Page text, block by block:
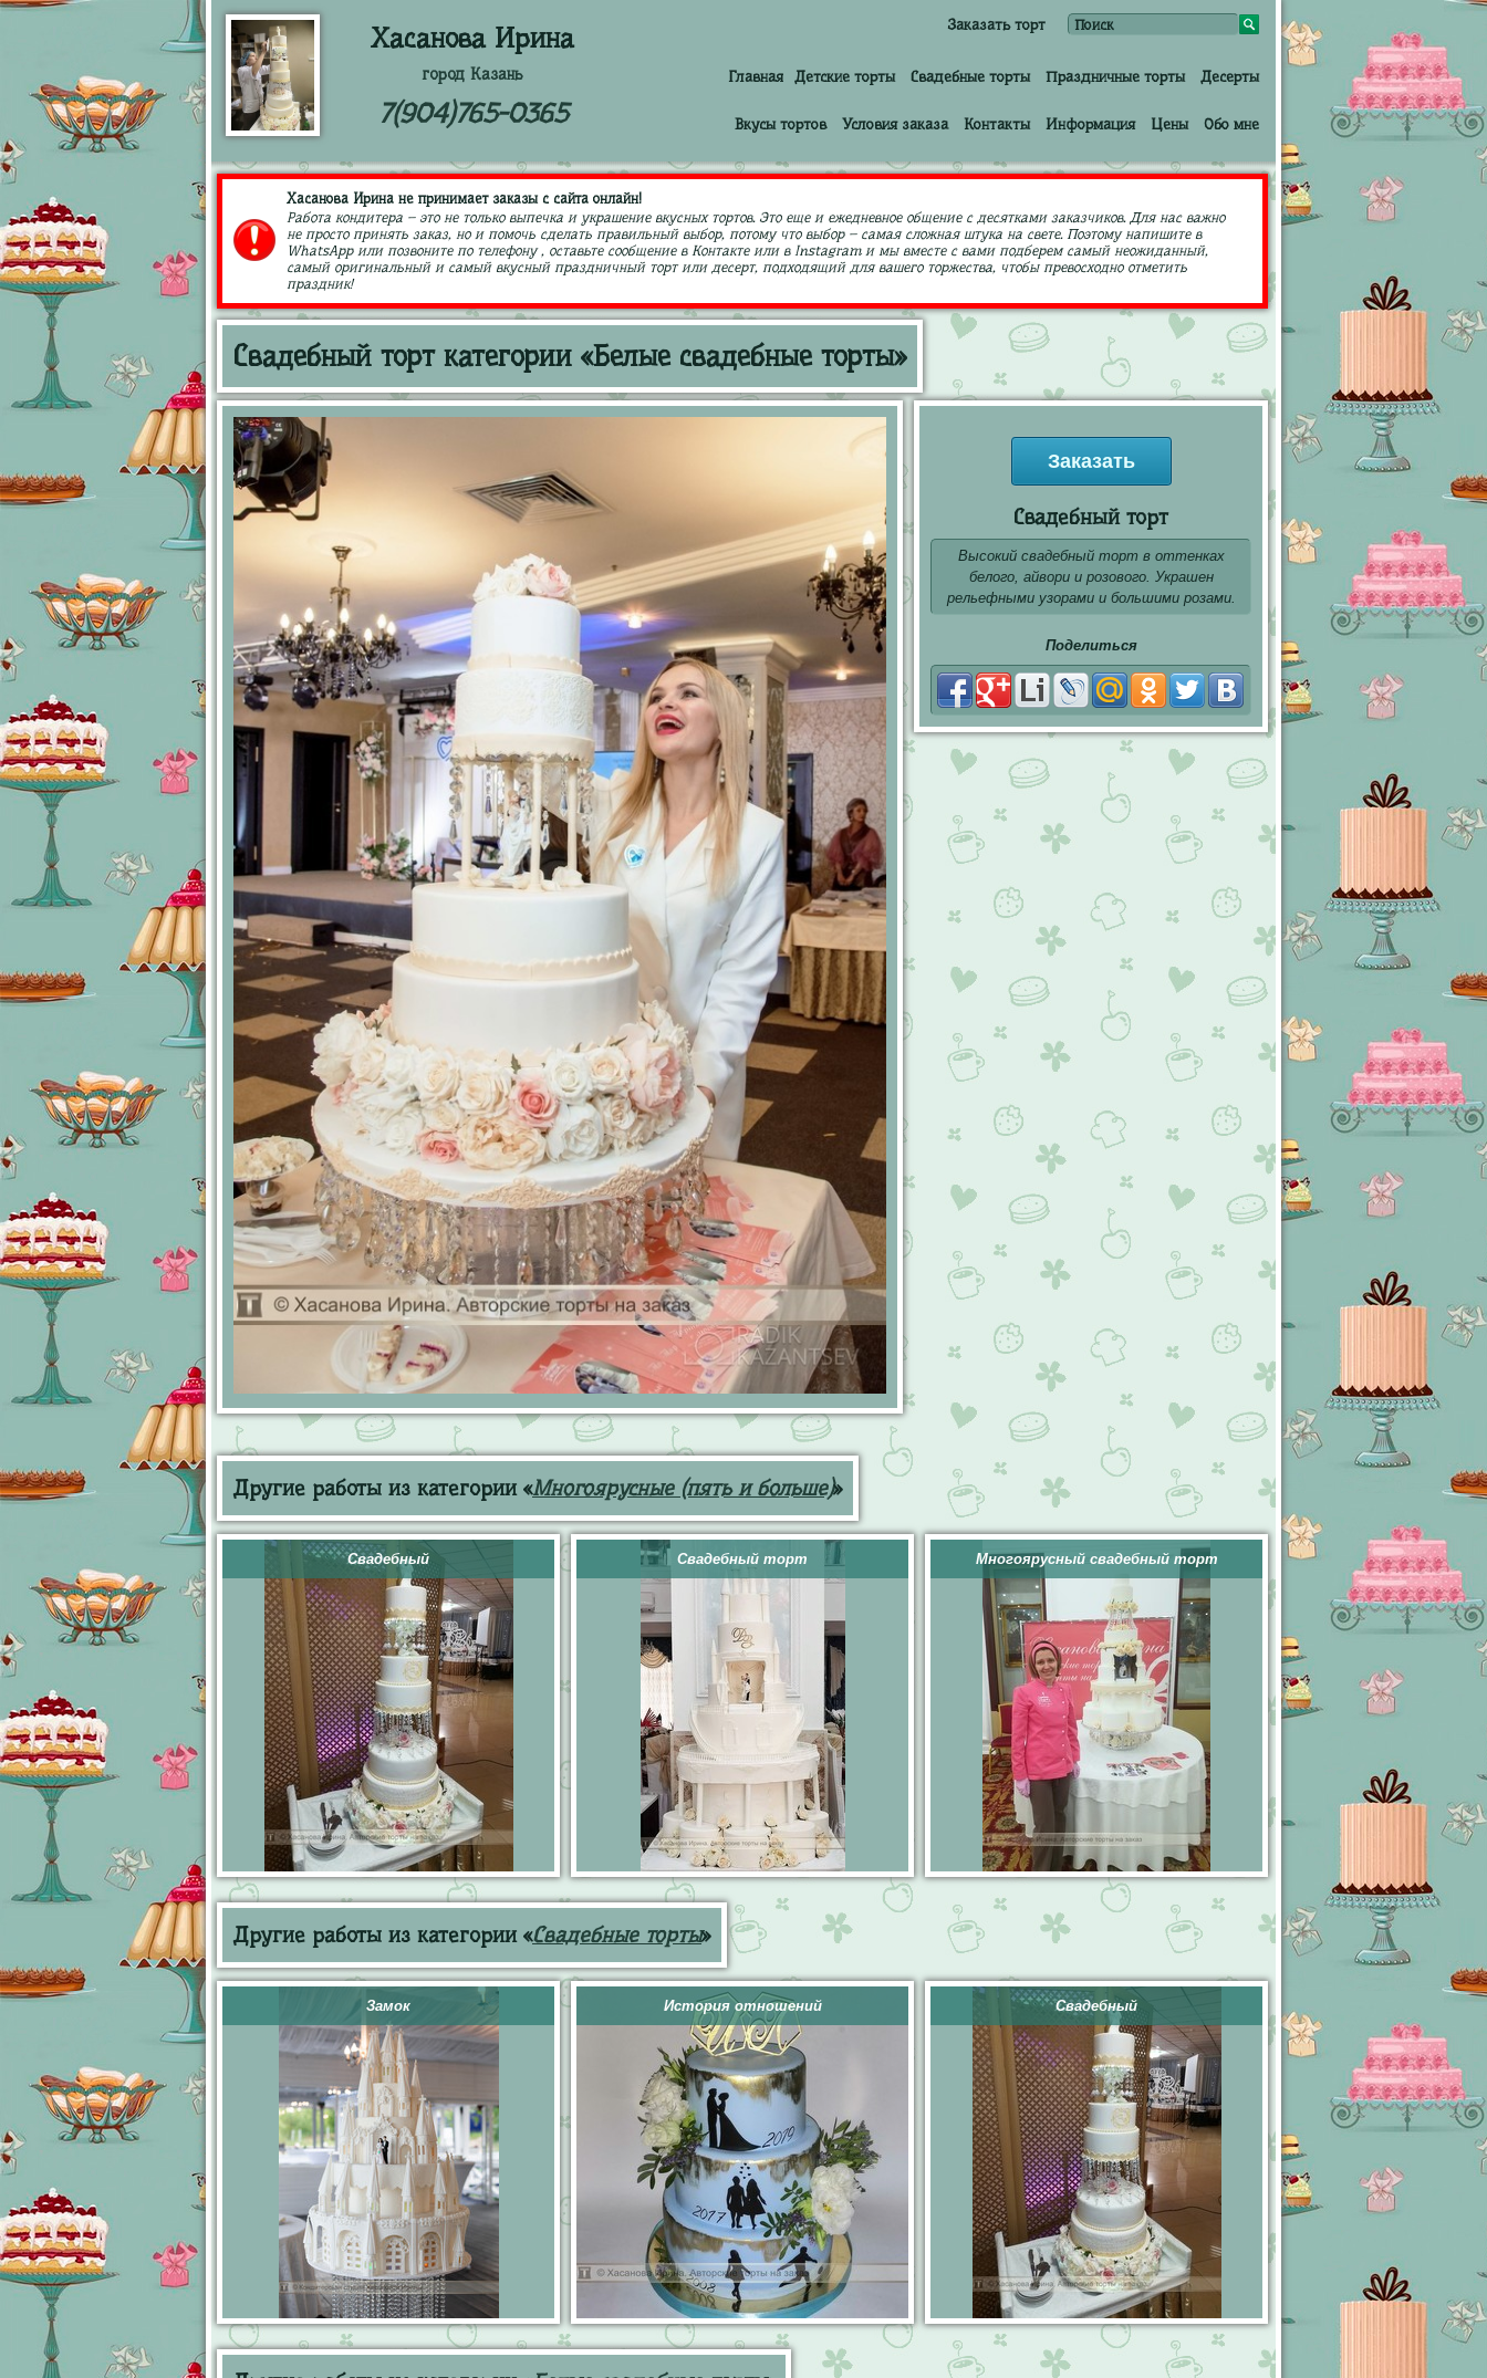
Хасанова Ирина
город Казань
7(904)765-0365
Заказать торт
Главная Детские торты Свадебные торты Праздничные торты Десерты
Вкусы тортов Условия заказа Контакты Информация Цены Обо мне
Хасанова Ирина не принимает заказы с сайта онлайн!
Работа кондитера – это не только выпечка и украшение вкусных тортов. Это еще и ежедневное общение с десятками заказчиков. Для нас важно
не просто принять заказ, но и помочь сделать правильный выбор, потому что выбор – самая сложная штука на свете. Поэтому напишите в
WhatsApp или позвоните по телефону , оставьте сообщение в Контакте или в Instagram и мы вместе с вами подберем самый неожиданный,
самый оригинальный и самый вкусный праздничный торт или десерт, подходящий для вашего торжества, чтобы превосходно отметить
праздник!
Свадебный торт категории «Белые свадебные торты»
Заказать
Свадебный торт
Высокий свадебный торт в оттенках
белого, айвори и розового. Украшен
рельефными узорами и большими розами.
Поделиться
Другие работы из категории «Многоярусные (пять и больше)»
Свадебный Свадебный торт Многоярусный свадебный торт
Другие работы из категории «Свадебные торты»
Замок История отношений Свадебный